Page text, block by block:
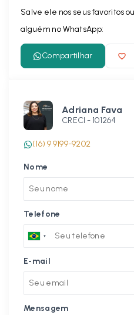
Salve ele nos seus favoritos
alguém no WhatsApp:
Compartilhar
Adriana Fava
CRECI - 101264
(16) 9 9199-9202
Nome
Telefone
E-mail
Mensagem